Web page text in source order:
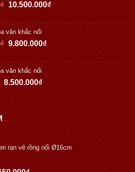
₫ 10.500.000₫
văn khắc nổi
₫ 9.800.000₫
văn khắc nổi
8.500.000₫
rạn vẽ rồng nổi Ø16cm